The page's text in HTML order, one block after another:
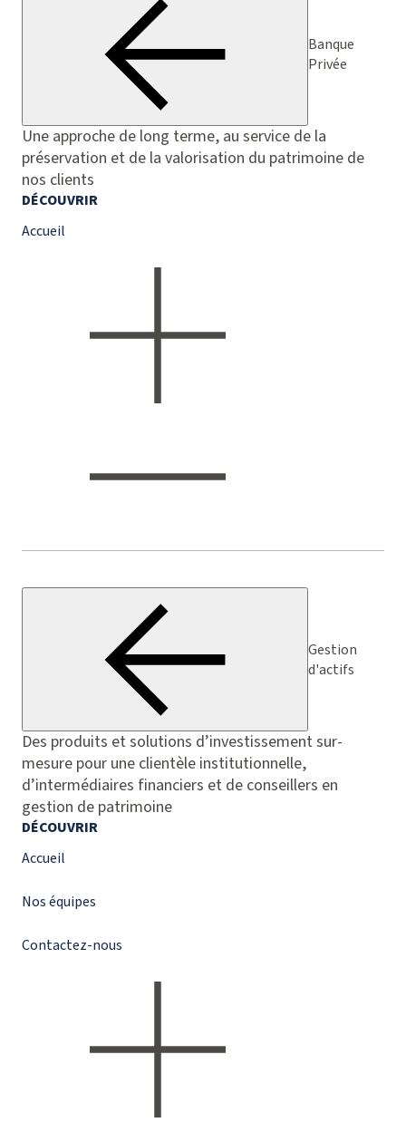
Banque
Privée
Une approche de long terme, au service de la
préservation et de la valorisation du patrimoine de
nos clients
DÉCOUVRIR
Accueil
Gestion
d'actifs
Des produits et solutions d’investissement sur-
mesure pour une clientèle institutionnelle,
d’intermédiaires financiers et de conseillers en
gestion de patrimoine
DÉCOUVRIR
Accueil
Nos équipes
Contactez-nous